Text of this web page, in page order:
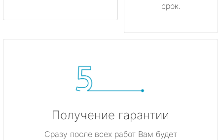
срок.
Получение гарантии
Сразу после всех работ Вам будет